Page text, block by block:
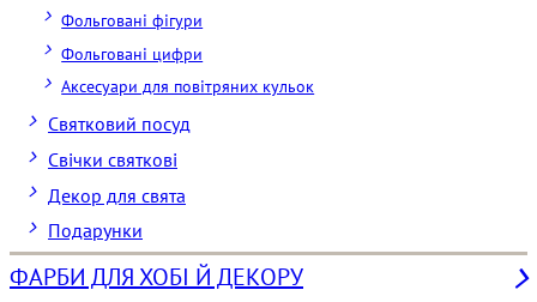
Фольговані фігури
Фольговані цифри
Аксесуари для повітряних кульок
Святковий посуд
Свічки святкові
Декор для свята
Подарунки
ФАРБИ ДЛЯ ХОБІ Й ДЕКОРУ